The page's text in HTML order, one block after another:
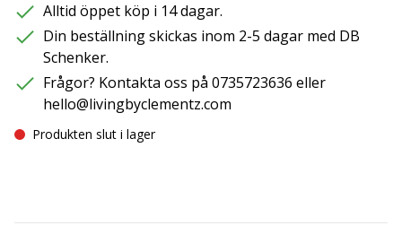
Alltid öppet köp i 14 dagar.
Din beställning skickas inom 2-5 dagar med DB
Schenker.
Frågor? Kontakta oss på 0735723636 eller
hello@livingbyclementz.com
Produkten slut i lager